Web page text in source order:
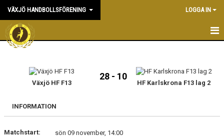
VÄXJÖ HANDBOLLSFÖRENING LOGGA IN
HEM
NYHETER
KONTAKT & KANSLI
Växjö HF F13
28 - 10
HF Karlskrona F13 lag 2
INFORMATION
Matchstart:
sön 09 november, 14:00